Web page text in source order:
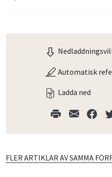
Automatisk
Ladda ned
FLER ARTIKLAR AV SAMMA